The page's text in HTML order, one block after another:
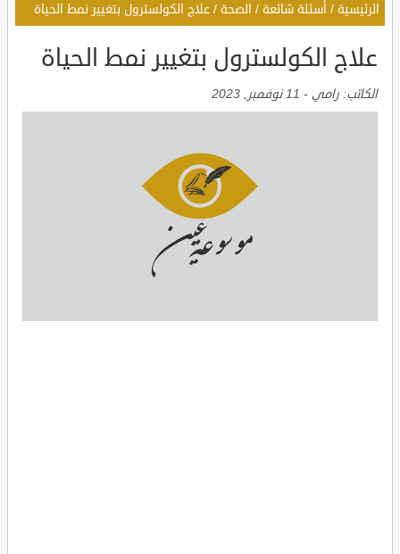
الرئيسية / أسئلة شائعة / الصحة / علاج الكولسترول بتغيير نمط الحياة
علاج الكولسترول بتغيير نمط الحياة
الكاتب: رامي - 11 نوفمبر, 2023